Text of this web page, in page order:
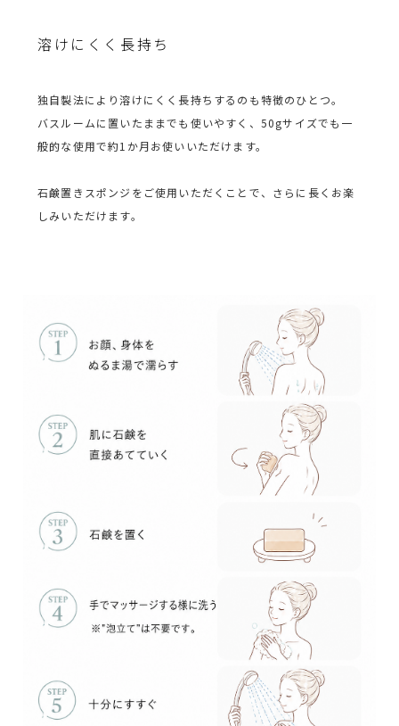
溶けにくく長持ち
独自製法により溶けにくく長持ちするのも特徴のひとつ。
バスルームに置いたままでも使いやすく、50gサイズでも一
般的な使用で約1か月お使いいただけます。
石鹸置きスポンジをご使用いただくことで、さらに長くお楽
しみいただけます。